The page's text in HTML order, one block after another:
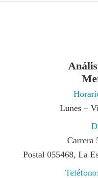
Lunes –
Carrera
Postal 055468, La
Teléfono: